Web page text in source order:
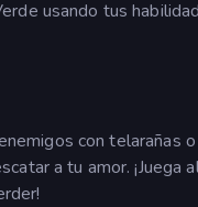
usando tus
con telarañas
a tu amor. ¡Juega